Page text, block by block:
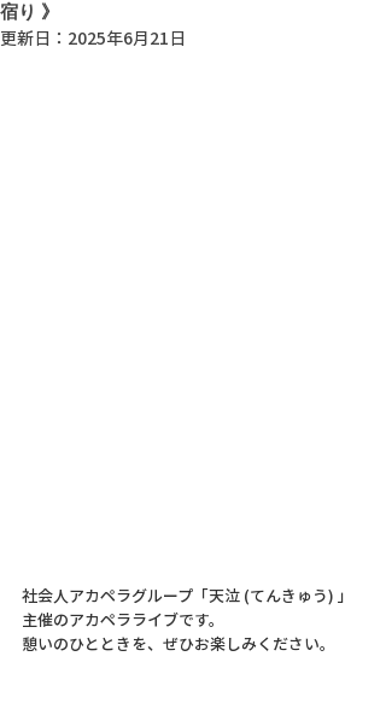
宿り 》
更新日： 2025年6月21日
社会人アカペラグループ「天泣 (てんきゅう) 」
主催のアカペラライブです。
憩いのひとときを、ぜひお楽しみください。